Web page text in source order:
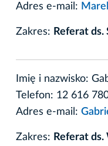
Adres e-mail:
Zakres: Referat ds.
Imię i nazwisko:
Telefon: 12 616
Adres e-mail:
Zakres: Referat ds.